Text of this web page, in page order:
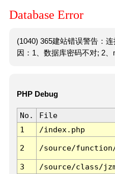
Database Error
(1040) 365建站错误警告：
因：1、数据库密码不对; 2、
PHP Debug
No. File
1
/index.php
2 /source/
3 /source/class/